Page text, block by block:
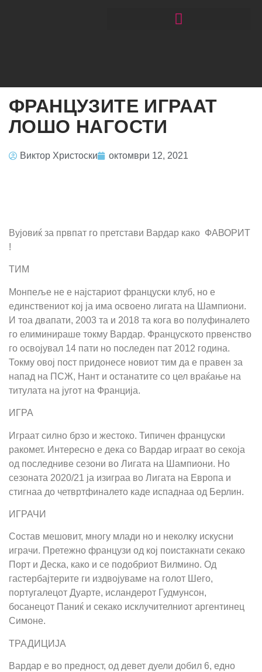
ФРАНЦУЗИТЕ ИГРААТ
ЛОШО НАГОСТИ
Виктор Христоски октомври 12, 2021
Вујовиќ за првпат го претстави Вардар како ФАВОРИТ
!
ТИМ
Монпеље не е најстариот француски клуб, но е
единствениот кој ја има освоено лигата на Шампиони.
И тоа двапати, 2003 та и 2018 та кога во полуфиналето
го елиминираше токму Вардар. Француското првенство
го освојувал 14 пати но последен пат 2012 година.
Токму овој пост придонесе новиот тим да е правен за
напад на ПСЖ, Нант и останатите со цел враќање на
титулата на југот на Франција.
ИГРА
Играат силно брзо и жестоко. Типичен француски
ракомет. Интересно е дека со Вардар играат во секоја
од последниве сезони во Лигата на Шампиони. Но
сезоната 2020/21 ја изиграа во Лигата на Европа и
стигнаа до четвртфиналето каде испаднаа од Берлин.
ИГРАЧИ
Состав мешовит, многу млади но и неколку искусни
играчи. Претежно французи од кој поистакнати секако
Порт и Деска, како и се подобриот Вилмино. Од
гастербајтерите ги издвојуваме на голот Шего,
португалецот Дуарте, исландерот Гудмунсон,
босанецот Паниќ и секако исклучителниот аргентинец
Симоне.
ТРАДИЦИЈА
Вардар е во предност, од девет дуели добил 6, едно